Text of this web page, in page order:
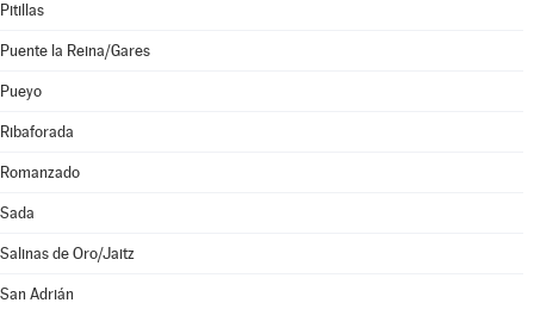
Pitillas
Puente la Reina/Gares
Pueyo
Ribaforada
Romanzado
Sada
Salinas de Oro/Jaitz
San Adrián